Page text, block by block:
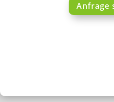
Anfrage